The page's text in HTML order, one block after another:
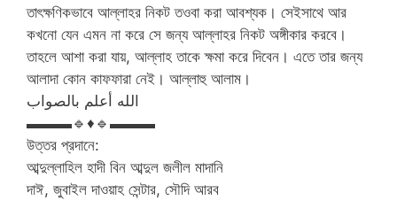
তাৎক্ষণিকভাবে আল্লাহর নিকট তওবা করা আবশ্যক। সেইসাথে আর
কখনো যেন এমন না করে সে জন্য আল্লাহর নিকট অঙ্গীকার করবে।
তাহলে আশা করা যায়, আল্লাহ তাকে ক্ষমা করে দিবেন। এতে তার জন্য
আলাদা কোন কাফফারা নেই। আল্লাহু আলাম।
الله أعلم بالصواب
▬▬▬🔹 ♦ 🔹 ▬▬▬
উত্তর প্রদানে:
আব্দুল্লাহিল হাদী বিন আব্দুল জলীল মাদানি
দাঈ, জুবাইল দাওয়াহ সেন্টার, সৌদি আরব